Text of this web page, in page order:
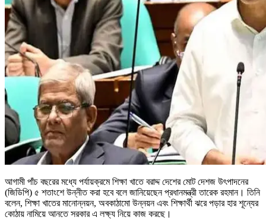
আগামী পাঁচ বছরের মধ্যে পর্যায়ক্রমে শিক্ষা খাতে বরাদ্দ দেশের মোট দেশজ উৎপাদনের
(জিডিপি) ৫ শতাংশে উন্নীত করা হবে বলে জানিয়েছেন প্রধানমন্ত্রী তারেক রহমান। তিনি
বলেন, শিক্ষা খাতের মানোন্নয়ন, অবকাঠামো উন্নয়ন এবং শিক্ষার্থী ঝরে পড়ার হার শূন্যের
কোঠায় নামিয়ে আনতে সরকার এ লক্ষ্য নিয়ে কাজ করছে।